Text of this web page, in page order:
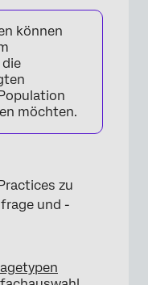
können
möchten.
zu
und -